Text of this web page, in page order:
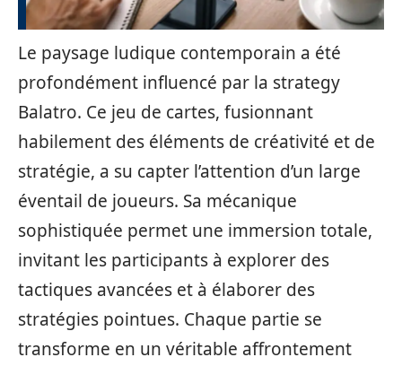
Le paysage ludique contemporain a été
profondément influencé par la strategy
Balatro. Ce jeu de cartes, fusionnant
habilement des éléments de créativité et de
stratégie, a su capter l’attention d’un large
éventail de joueurs. Sa mécanique
sophistiquée permet une immersion totale,
invitant les participants à explorer des
tactiques avancées et à élaborer des
stratégies pointues. Chaque partie se
transforme en un véritable affrontement